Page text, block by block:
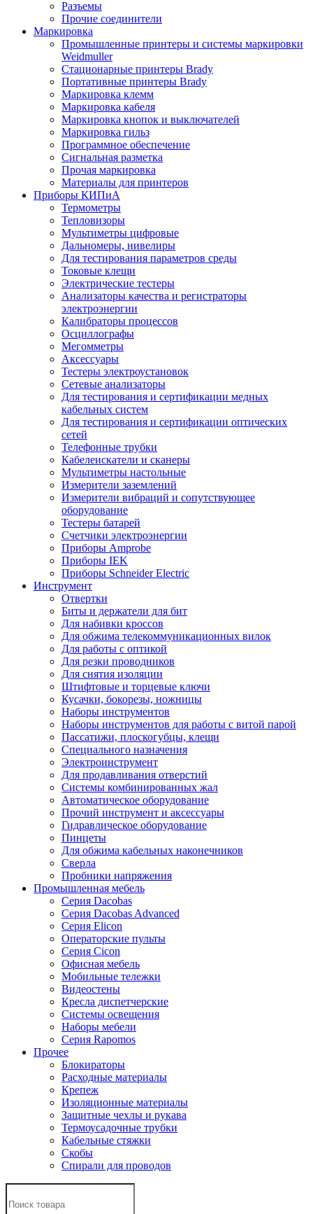
Разъемы
Прочие соединители
Маркировка
Промышленные принтеры и системы маркировки
Weidmuller
Стационарные принтеры Brady
Портативные принтеры Brady
Маркировка клемм
Маркировка кабеля
Маркировка кнопок и выключателей
Маркировка гильз
Программное обеспечение
Сигнальная разметка
Прочая маркировка
Материалы для принтеров
Приборы КИПиА
Термометры
Тепловизоры
Мультиметры цифровые
Дальномеры, нивелиры
Для тестирования параметров среды
Токовые клещи
Электрические тестеры
Анализаторы качества и регистраторы
электроэнергии
Калибраторы процессов
Осциллографы
Мегомметры
Аксессуары
Тестеры электроустановок
Сетевые анализаторы
Для тестирования и сертификации медных
кабельных систем
Для тестирования и сертификации оптических
сетей
Телефонные трубки
Кабелеискатели и сканеры
Мультиметры настольные
Измерители заземлений
Измерители вибраций и сопутствующее
оборудование
Тестеры батарей
Счетчики электроэнергии
Приборы Amprobe
Приборы IEK
Приборы Schneider Electric
Инструмент
Отвертки
Биты и держатели для бит
Для набивки кроссов
Для обжима телекоммуникационных вилок
Для работы с оптикой
Для резки проводников
Для снятия изоляции
Штифтовые и торцевые ключи
Кусачки, бокорезы, ножницы
Наборы инструментов
Наборы инструментов для работы с витой парой
Пассатижи, плоскогубцы, клещи
Специального назначения
Электроинструмент
Для продавливания отверстий
Системы комбинированных жал
Автоматическое оборудование
Прочий инструмент и аксессуары
Гидравлическое оборудование
Пинцеты
Для обжима кабельных наконечников
Сверла
Пробники напряжения
Промышленная мебель
Серия Dacobas
Серия Dacobas Advanced
Серия Elicon
Операторские пульты
Серия Cicon
Офисная мебель
Мобильные тележки
Видеостены
Кресла диспетчерские
Системы освещения
Наборы мебели
Серия Rapomos
Прочее
Блокираторы
Расходные материалы
Крепеж
Изоляционные материалы
Защитные чехлы и рукава
Термоусадочные трубки
Кабельные стяжки
Скобы
Спирали для проводов